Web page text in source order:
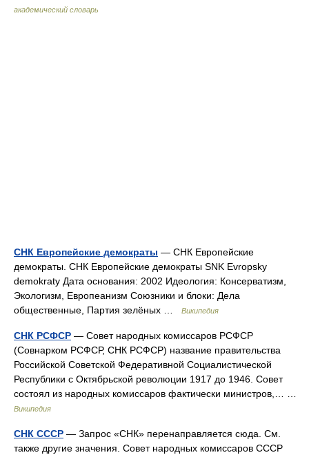
академический словарь
СНК Европейские демократы — СНК Европейские
демократы. СНК Европейские демократы SNK Evropsky
demokraty Дата основания: 2002 Идеология: Консерватизм,
Экологизм, Европеанизм Союзники и блоки: Дела
общественные, Партия зелёных …
Википедия
СНК РСФСР — Совет народных комиссаров РСФСР
(Совнарком РСФСР, СНК РСФСР) название правительства
Российской Советской Федеративной Социалистической
Республики с Октябрьской революции 1917 до 1946. Совет
состоял из народных комиссаров фактически министров,… …
Википедия
СНК СССР — Запрос «СНК» перенаправляется сюда. Cм.
также другие значения. Совет народных комиссаров СССР